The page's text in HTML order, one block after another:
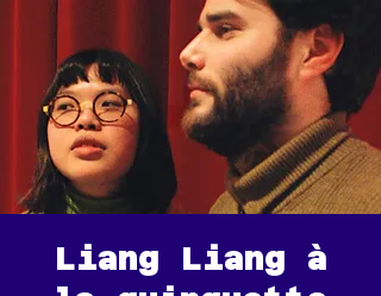
Liang Liang à